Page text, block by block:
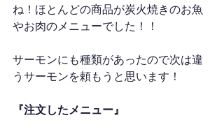
ね！ほとんどの商品が炭火焼きのお魚
やお肉のメニューでした！！
サーモンにも種類があったので次は違
うサーモンを頼もうと思います！
『注文したメニュー』